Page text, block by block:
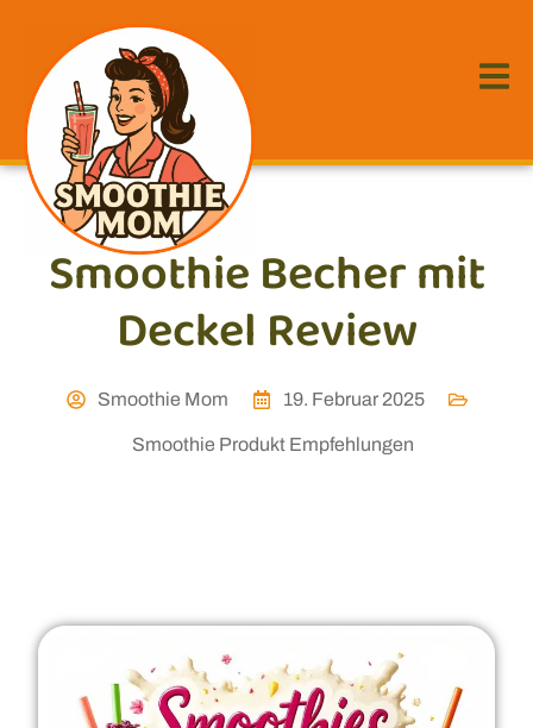
Smoothie Becher mit
Deckel Review
Smoothie Mom 19. Februar 2025
Smoothie Produkt Empfehlungen